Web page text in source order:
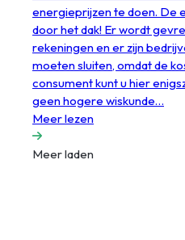
energieprijzen te doen. De
door het dak! Er wordt
rekeningen en er zijn
moeten sluiten, omdat de
consument kunt u hier
geen hogere wiskunde…
Meer lezen
Meer laden